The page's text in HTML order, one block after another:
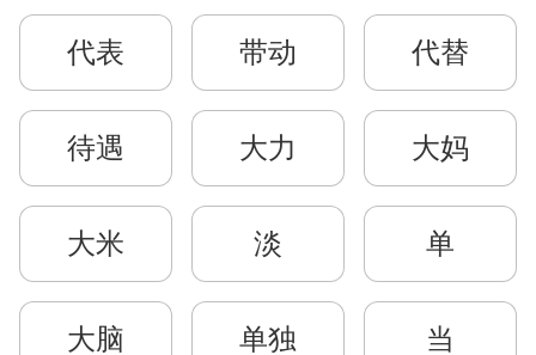
代表 带动 代替
待遇 大力 大妈
大米 淡 单
大脑 单独 当